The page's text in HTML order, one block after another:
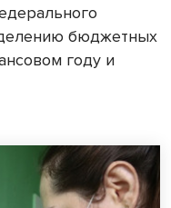
бюджетных
году и